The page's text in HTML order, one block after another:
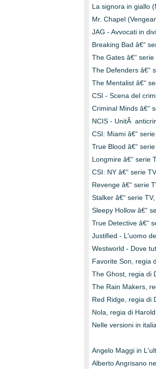
La signora in giallo
Mr. Chapel
JAG - Avvocati in
Breaking Bad â€“
The Gates â€“
The Defenders â€“
The Mentalist â€“
CSI - Scena del
Criminal Minds â€“
NCIS - UnitÃ
CSI: Miami â€“
True Blood â€“
Longmire â€“ serie
CSI: NY â€“ serie
Revenge â€“ serie
Stalker â€“ serie
Sleepy Hollow â€“
True Detective â€“
Justified - L'uomo
Westworld - Dove
Favorite Son, regia
The Ghost, regia di
The Rain Makers,
Red Ridge, regia di
Nola, regia di
Nelle versioni in
Angelo Maggi in
Alberto Angrisano